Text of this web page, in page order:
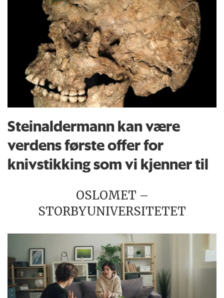
Steinaldermann kan være
verdens første offer for
knivstikking som vi kjenner til
OSLOMET –
STORBYUNIVERSITETET